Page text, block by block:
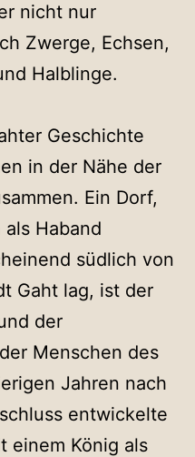
nicht nur
Zwerge, Echsen,
Halblinge.
Geschichte
in der Nähe der
Ein Dorf,
Haband
südlich von
Gaht lag, ist der
der
Menschen des
Jahren nach
entwickelte
einem König als